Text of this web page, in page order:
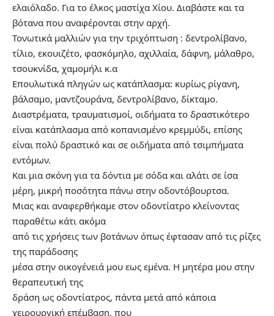
ελαιόλαδο. Για το έλκος μαστίχα Χίου. Διαβάστε και τα
βότανα που αναφέρονται στην αρχή.
Τονωτικά μαλλιών για την τριχόπτωση : δεντρολίβανο,
τίλιο, εκουιζέτο, φασκόμηλο, αχιλλαία, δάφνη, μάλαθρο,
τσουκνίδα, χαμομήλι κ.α
Επουλωτικά πληγών ως κατάπλασμα: κυρίως ρίγανη,
βάλσαμο, μαντζουράνα, δεντρολίβανο, δίκταμο.
Διαστρέματα, τραυματισμοί, οιδήματα το δραστικότερο
είναι κατάπλασμα από κοπανισμένο κρεμμύδι, επίσης
είναι πολύ δραστικό και σε οιδήματα από τσιμπήματα
εντόμων.
Και μια σκόνη για τα δόντια με σόδα και αλάτι σε ίσα
μέρη, μικρή ποσότητα πάνω στην οδοντόβουρτσα.
Μιας και αναφερθήκαμε στον οδοντίατρο κλείνοντας
παραθέτω κάτι ακόμα
από τις χρήσεις των βοτάνων όπως έφτασαν από τις ρίζες
της παράδοσης
μέσα στην οικογένειά μου εως εμένα. Η μητέρα μου στην
θεραπευτική της
δράση ως οδοντίατρος, πάντα μετά από κάποια
χειρουργική επέμβαση, που